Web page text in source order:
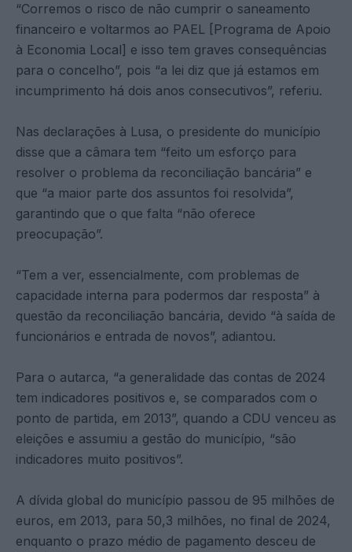
“Corremos o risco de não cumprir o saneamento
financeiro e voltarmos ao PAEL [Programa de Apoio
à Economia Local] e isso tem graves consequências
para o concelho”, pois “a lei diz que já estamos em
incumprimento há dois anos consecutivos”, referiu.
Nas declarações à Lusa, o presidente do município
disse que a câmara tem “feito um esforço para
resolver o problema da reconciliação bancária” e
que “a maior parte dos assuntos foi resolvida”,
garantindo que o que falta “não oferece
preocupação”.
“Tem a ver, essencialmente, com problemas de
capacidade interna para podermos dar resposta” à
questão da reconciliação bancária, devido “à saída de
funcionários e entrada de novos”, adiantou.
Para o autarca, “a generalidade das contas de 2024
tem indicadores positivos e, se comparados com o
ponto de partida, em 2013”, quando a CDU venceu as
eleições e assumiu a gestão do município, “são
indicadores muito positivos”.
A dívida global do município passou de 95 milhões de
euros, em 2013, para 50,3 milhões, no final de 2024,
enquanto o prazo médio de pagamento desceu de